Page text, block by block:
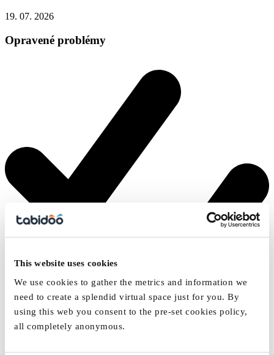
This website uses cookies
We use cookies to gather the metrics and information we
need to create a splendid virtual space just for you. By
using this web you consent to the pre-set cookies policy,
all completely anonymous.
19. 07. 2026
Opravené problémy